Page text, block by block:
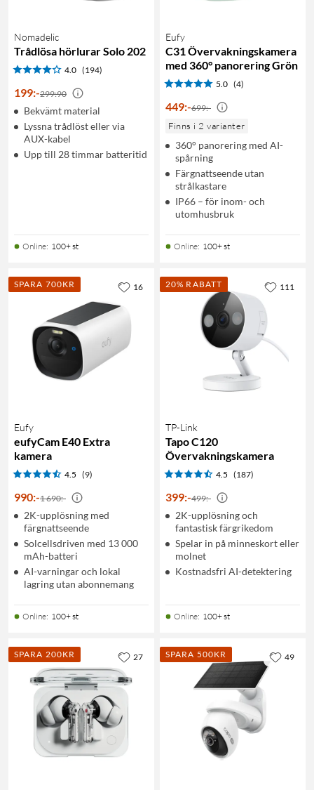
Nomadelic
Trådlösa hörlurar Solo 202
4.0 (194)
199:-299:90
Bekvämt material
Lyssna trådlöst eller via
AUX-kabel
Upp till 28 timmar batteritid
Online: 100+ st
Eufy
C31 Övervakningskamera
med 360° panorering Grön
5.0 (4)
449:-699:-
Finns i 2 varianter
360° panorering med AI-
spårning
Färgnattseende utan
strålkastare
IP66 – för inom- och
utomhusbruk
Online: 100+ st
SPARA 700KR
Eufy
eufyCam E40 Extra
kamera
4.5 (9)
990:-1 690:-
2K-upplösning med
färgnattseende
Solcellsdriven med 13 000
mAh-batteri
AI-varningar och lokal
lagring utan abonnemang
Online: 100+ st
16 20% RABATT
TP-Link
Tapo C120
Övervakningskamera
4.5 (187)
399:-499:-
2K-upplösning och
fantastisk färgrikedom
Spelar in på minneskort eller
molnet
Kostnadsfri AI-detektering
Online: 100+ st
111
SPARA 200KR 27 SPARA 500KR 49